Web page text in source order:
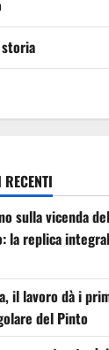
sulla vicenda
la replica
il lavoro dà i
del Pinto